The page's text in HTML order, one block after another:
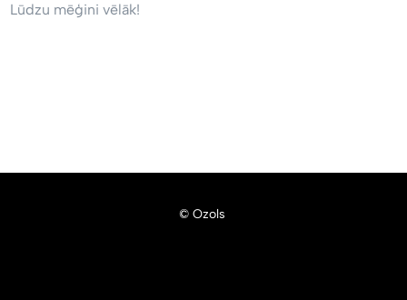
Lūdzu mēģini vēlāk!
© Ozols